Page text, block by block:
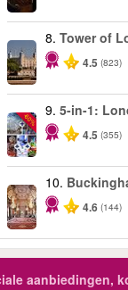
8.Tower of
4.5 (823)
-60%
9.5-in-1:
4.5 (355)
10.
4.6 (144)
aanbiedingen,